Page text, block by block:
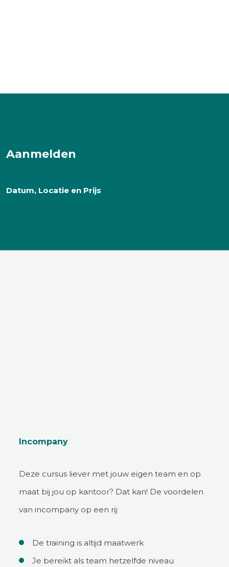
Aanmelden
Datum, Locatie en Prijs
Incompany
Deze cursus liever met jouw eigen team en op
maat bij jou op kantoor? Dat kan! De voordelen
van incompany op een rij:
De training is altijd maatwerk
Je bereikt als team hetzelfde niveau